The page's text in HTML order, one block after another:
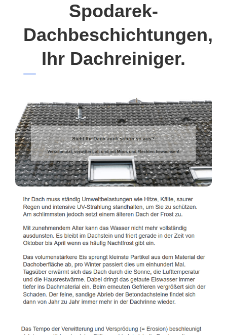
Spodarek-
Dachbeschichtungen,
Ihr Dachreiniger.